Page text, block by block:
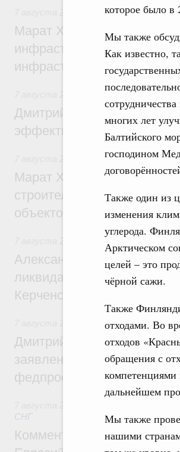
которое было в
Мы также
Как известно,
многих лет
Балтийского
господином
Также один из
изменения
углерода.
Арктическом
целей – это
чёрной сажи.
Также
отходами. Во
отходов
обращения с
дальнейшем
Мы также
нашими
Бюджеты субъектов
Марат Хуснуллин: 15
инфраструктуры
инфраструктурным
Развитие сельских
Дмитрий Патрушев:
эффективность поддержки
Экономика городов.
Марат Хуснуллин:
строительство и
объектов
Александр Козлов провёл
ликвидации последствий
Керченском проливе
Среднее
Дмитрий Чернышенко:
заявлений от
федпроекта
СНГ
Комментарий Алексея